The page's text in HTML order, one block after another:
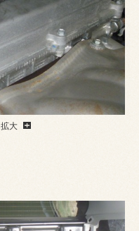
大